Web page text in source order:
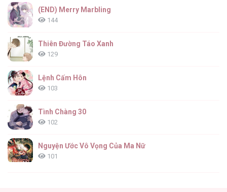
Cuộc Chiến Thoát Kiếp FA [...] – Chap 20
(END) Merry Marbling
144
Thiên Đường Táo Xanh
129
Lệnh Cấm Hôn
103
Tình Chàng 30
102
Nguyện Ước Vô Vọng Của Ma Nữ
101